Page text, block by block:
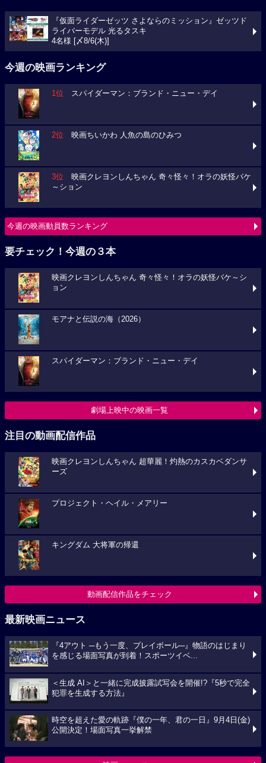
『仮面ライダーゼッツ さよならのミッション』ゼッツド
ライバーモデル 光るタスキ
4名様 [〆8/6(木)]
今週の映画ランキング
1位 スパイダーマン：ブランド・ニュー・デイ
2位 映画ちいかわ 人魚の島のひみつ
3位 映画クレヨンしんちゃん 奇々怪々！オラの妖怪バケ
～ション
今週の映画動員数ランキング
要チェック！今週の３本
映画クレヨンしんちゃん 奇々怪々！オラの妖怪バケ～シ
ョン
モアナと伝説の海（2026）
スパイダーマン：ブランド・ニュー・デイ
劇場上映中の映画一覧
注目の動画配信作品
映画クレヨンしんちゃん 超華麗！灼熱のカスカベダンサ
ーズ
プロジェクト・ヘイル・メアリー
キングダム 大将軍の帰還
動画配信作品をチェック
最新映画ニュース
『4アウト ─もう一度、プレイボール─』物語のはじまり
を感じる場面写真が到着！スポーツイベ...
＜生成 AI＞と一緒に完成披露試写会を開催!?『5秒で完全
犯罪を生成する方法』
時空を超えた愛の軌跡『僕の一年、君の一日』9月4日(金)
公開決定！場面写真一挙解禁